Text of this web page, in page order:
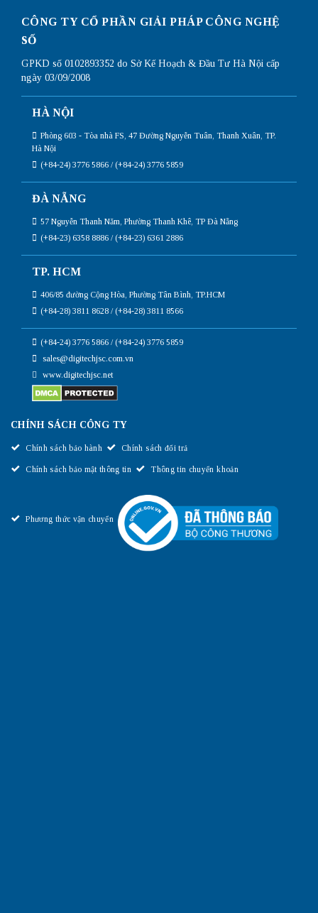
CÔNG TY CỔ PHẦN GIẢI PHÁP CÔNG NGHỆ
SỐ
GPKD số 0102893352 do Sở Kế Hoạch & Đầu Tư Hà Nội cấp
ngày 03/09/2008
HÀ NỘI
Phòng 603 - Tòa nhà FS, 47 Đường Nguyễn Tuân, Thanh Xuân, TP.
Hà Nội
(+84-24) 3776 5866 / (+84-24) 3776 5859
ĐÀ NẴNG
57 Nguyễn Thanh Năm, Phường Thanh Khê, TP Đà Nẵng
(+84-23) 6358 8886 / (+84-23) 6361 2886
TP. HCM
406/85 đường Cộng Hòa, Phường Tân Bình, TP.HCM
(+84-28) 3811 8628 / (+84-28) 3811 8566
(+84-24) 3776 5866 / (+84-24) 3776 5859
sales@digitechjsc.com.vn
www.digitechjsc.net
CHÍNH SÁCH CÔNG TY
Chính sách bảo hành Chính sách đổi trả
Chính sách bảo mật thông tin Thông tin chuyển khoản
Phương thức vận chuyển